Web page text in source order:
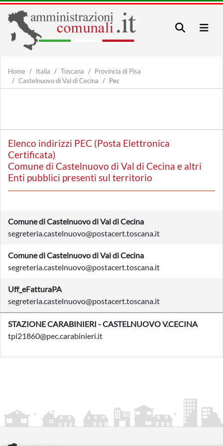
Home Italia Toscana
Provincia di Pisa
Castelnuovo di Val di Cecina
Pec
Elenco indirizzi PEC (Posta Elettronica
Certificata)
Comune di Castelnuovo di Val di Cecina e altri
Enti pubblici presenti sul territorio
Comune di Castelnuovo di Val di Cecina
segreteria.castelnuovo@postacert.toscana.it
Comune di Castelnuovo di Val di Cecina
segreteria.castelnuovo@postacert.toscana.it
Uff_eFatturaPA
segreteria.castelnuovo@postacert.toscana.it
STAZIONE CARABINIERI - CASTELNUOVO V.CECINA
tpi21860@pec.carabinieri.it